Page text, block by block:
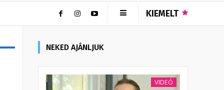
KIEMELT
NEKED AJÁNLJUK
VIDEÓ